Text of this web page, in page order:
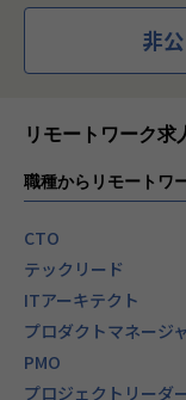
非
リモートワーク求
職種からリモートワ
CTO
テックリード
ITアーキテクト
プロダクトマネージ
PMO
プロジェクトリーダ